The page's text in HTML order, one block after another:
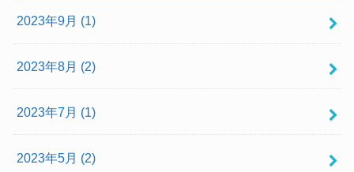
2023年9月 (1)
2023年8月 (2)
2023年7月 (1)
2023年5月 (2)